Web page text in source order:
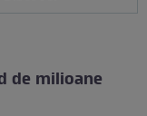
de milioane